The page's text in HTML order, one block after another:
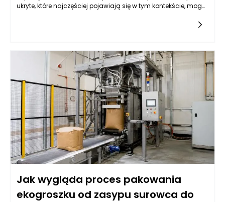
ukryte, które najczęściej pojawiają się w tym kontekście, mogą
przedsięwzięcia. Przede wszystkim należy zwrócić uwagę na
posadzek betonowych przemysłowych nieodpowiedni dobór
mieszanki betonowej lub jej niska jakość mogą prowadzić do
konieczności dokonywania poprawek, a nawet całkowitej
wymiany posadzki. W takich sytuacjach dodatkowe koszty
mogą nie tylko obejmować nowe materiały, ale także
związane z pracą specjalistów, których stawki mogą
wzrosnąć, gdy zajmują się poprawkami w trakcie trwania
budowy.
Jak wygląda proces pakowania
ekogroszku od zasypu surowca do